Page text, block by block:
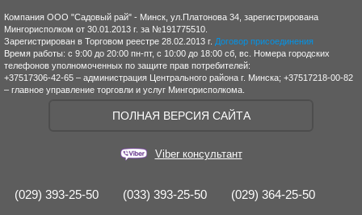
Компания ООО "Садовый рай" - Минск, ул.Платонова 34, зарегистрирована
Мингорисполком от 30.01.2013 г. за №191775510.
Зарегистрирован в Торговом реестре 28.02.2013 г. Договор присоединения
Время работы: с 9:00 до 20:00 пн-пт, с 10:00 до 18:00 сб, вс. Номера городских
телефонов уполномоченных по защите прав потребителей:
+37517306-42-65 – администрация Центрального района г. Минска; +37517218-00-82
– главное управление торговли и услуг Мингорисполкома.
ПОЛНАЯ ВЕРСИЯ САЙТА
Viber консультант
(029) 393-25-50 (033) 393-25-50 (029) 364-25-50